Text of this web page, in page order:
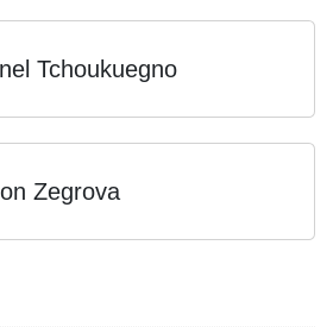
Tchoukuegno
Zegrova